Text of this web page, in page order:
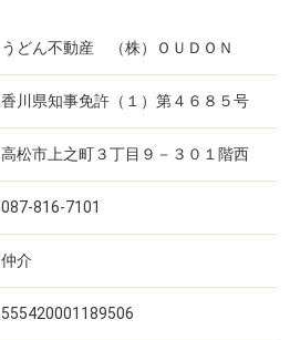
うどん不動産 （株）ＯＵＤＯＮ
香川県知事免許（１）第４６８５号
高松市上之町３丁目９－３０１階西
087-816-7101
仲介
555420001189506